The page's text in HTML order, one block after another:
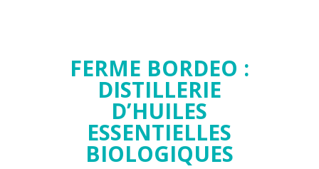
FERME BORDEO :
DISTILLERIE
D’HUILES
ESSENTIELLES
BIOLOGIQUES